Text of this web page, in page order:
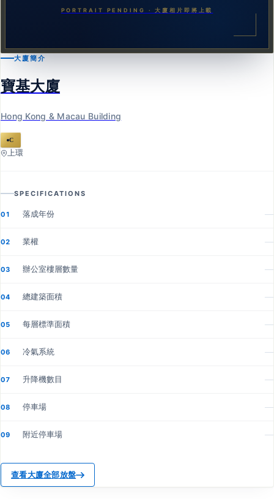
PORTRAIT PENDING · 大廈相片即將上載
大廈簡介
寶基大廈
Hong Kong & Macau Building
C
上環
SPECIFICATIONS
01 落成年份 —
02 業權 —
03 辦公室樓層數量 —
04 總建築面積 —
05 每層標準面積 —
06 冷氣系統 —
07 升降機數目 —
08 停車場 —
09 附近停車場 —
查看大廈全部放盤